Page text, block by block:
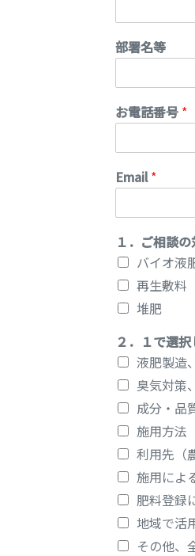
部署名等
お電話番号 *
Email*
１．ご相談
バイオ液
再生敷料
堆肥
２．１で選
液肥製造
臭気対策
成分・品
施用方法
利用先（
施用によ
肥料登録
地域で活
その他、